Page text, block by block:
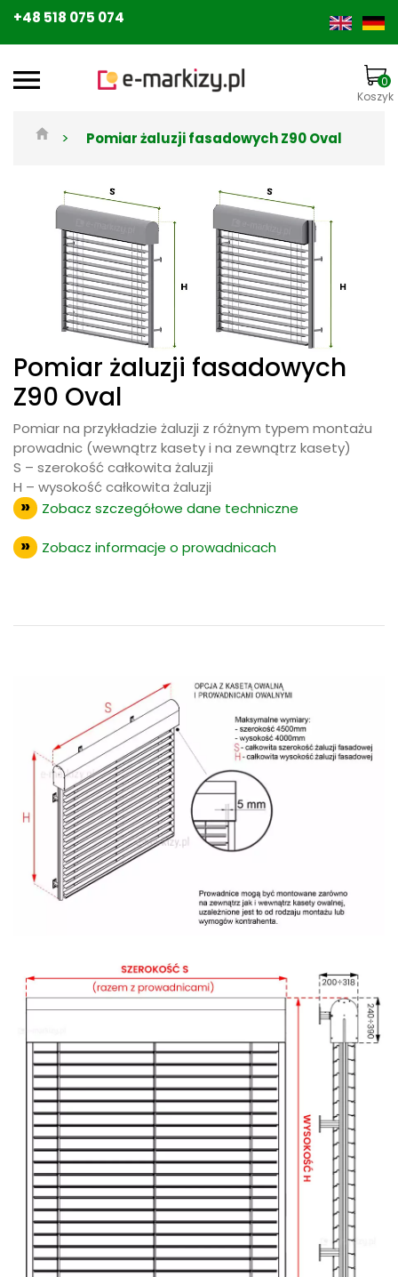
+48 518 075 074
0
Koszyk
> Pomiar żaluzji fasadowych Z90 Oval
Pomiar żaluzji fasadowych
Z90 Oval
Pomiar na przykładzie żaluzji z różnym typem montażu
prowadnic (wewnątrz kasety i na zewnątrz kasety)
S – szerokość całkowita żaluzji
H – wysokość całkowita żaluzji
Zobacz szczegółowe dane techniczne
Zobacz informacje o prowadnicach